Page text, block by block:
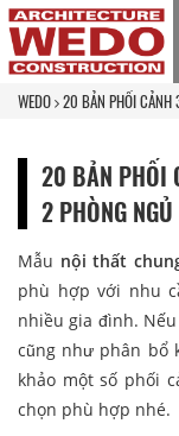
WEDO 20 BẢN PHỐI CẢNH
20 BẢN PHỐI
2 PHÒNG
Mẫu nội thất
phù hợp với nhu
nhiều gia đình.
cũng như phân bổ
khảo một số phối
chọn phù hợp nhé.